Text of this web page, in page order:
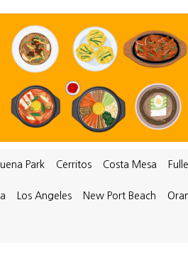
Park Cerritos Costa Mesa
Los Angeles New Port Beach